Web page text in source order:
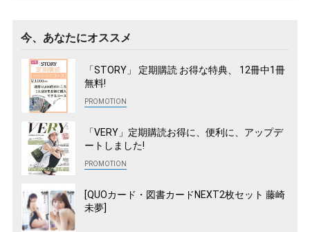
今、あなたにオススメ
「STORY」 定期購読 お得な特典、 12冊中1冊
無料!
「VERY」定期購読お得に、便利に、アップデ
ートしました!
[QUOカード・図書カードNEXT2枚セット 藤崎
未夢]